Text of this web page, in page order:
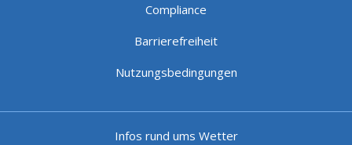
Compliance
Barrierefreiheit
Nutzungsbedingungen
Infos rund ums Wetter